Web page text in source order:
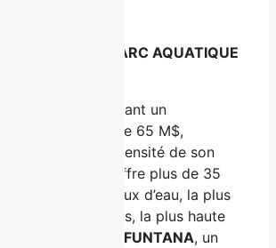
PLUS GRAND PARC AQUATIQUE
2010 et représentant un
global de plus de 65 M$,
par l’immensité de son
100 acres, qui offre plus de 35
chauffée, 100 jeux d’eau, la plus
à vagues au pays, la plus haute
FUNTANA, un